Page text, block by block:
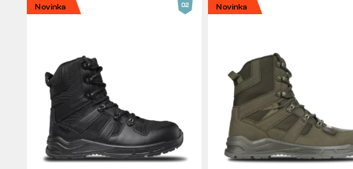
Novinka Novinka